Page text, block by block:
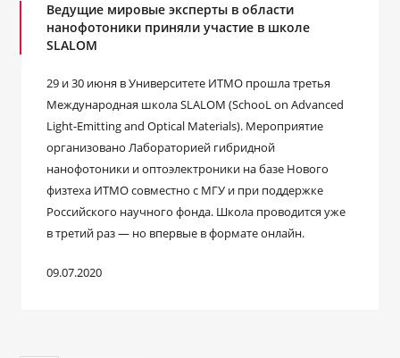
Ведущие мировые эксперты в области
нанофотоники приняли участие в школе
SLALOM
29 и 30 июня в Университете ИТМО прошла третья
Международная школа SLALOM (SchooL on Advanced
Light-Emitting and Optical Materials). Мероприятие
организовано Лабораторией гибридной
нанофотоники и оптоэлектроники на базе Нового
физтеха ИТМО совместно с МГУ и при поддержке
Российского научного фонда. Школа проводится уже
в третий раз — но впервые в формате онлайн.
09.07.2020